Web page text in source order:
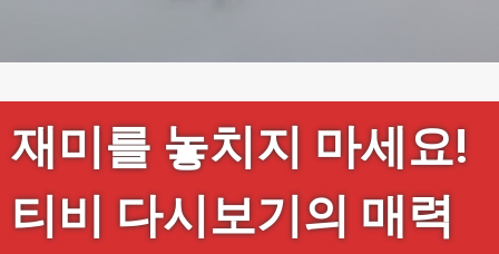
재미를 놓치지 마세요!
티비 다시보기의 매력